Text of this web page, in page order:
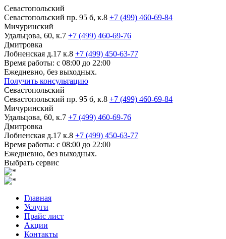
Севастопольский
Севастопольский пр. 95 б, к.8 +7 (499) 460-69-84
Мичуринский
Удальцова, 60, к.7 +7 (499) 460-69-76
Дмитровка
Лобненская д.17 к.8 +7 (499) 450-63-77
Время работы: с 08:00 до 22:00
Ежедневно, без выходных.
Получить консультацию
Севастопольский
Севастопольский пр. 95 б, к.8 +7 (499) 460-69-84
Мичуринский
Удальцова, 60, к.7 +7 (499) 460-69-76
Дмитровка
Лобненская д.17 к.8 +7 (499) 450-63-77
Время работы: с 08:00 до 22:00
Ежедневно, без выходных.
Выбрать сервис
Главная
Услуги
Прайс лист
Акции
Контакты